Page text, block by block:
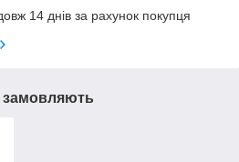
14 днів за рахунок покупця
замовляють